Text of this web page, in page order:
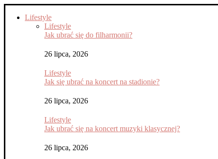
Lifestyle
Lifestyle
Jak ubrać się do filharmonii?
26 lipca, 2026
Lifestyle
Jak się ubrać na koncert na stadionie?
26 lipca, 2026
Lifestyle
Jak ubrać się na koncert muzyki klasycznej?
26 lipca, 2026